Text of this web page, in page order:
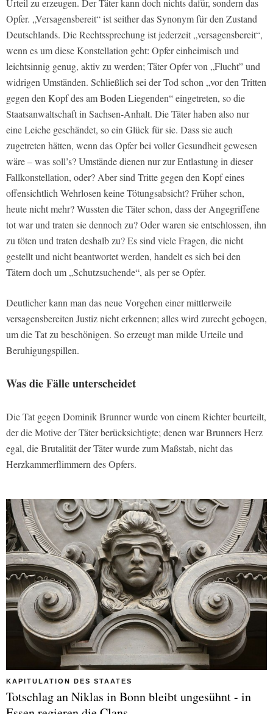
Urteil zu erzeugen. Der Täter kann doch nichts dafür, sondern das
Opfer. „Versagensbereit“ ist seither das Synonym für den Zustand
Deutschlands. Die Rechtssprechung ist jederzeit „versagensbereit“,
wenn es um diese Konstellation geht: Opfer einheimisch und
leichtsinnig genug, aktiv zu werden; Täter Opfer von „Flucht” und
widrigen Umständen. Schließlich sei der Tod schon „vor den Tritten
gegen den Kopf des am Boden Liegenden“ eingetreten, so die
Staatsanwaltschaft in Sachsen-Anhalt. Die Täter haben also nur
eine Leiche geschändet, so ein Glück für sie. Dass sie auch
zugetreten hätten, wenn das Opfer bei voller Gesundheit gewesen
wäre – was soll’s? Umstände dienen nur zur Entlastung in dieser
Fallkonstellation, oder? Aber sind Tritte gegen den Kopf eines
offensichtlich Wehrlosen keine Tötungsabsicht? Früher schon,
heute nicht mehr? Wussten die Täter schon, dass der Angegriffene
tot war und traten sie dennoch zu? Oder waren sie entschlossen, ihn
zu töten und traten deshalb zu? Es sind viele Fragen, die nicht
gestellt und nicht beantwortet werden, handelt es sich bei den
Tätern doch um „Schutzsuchende“, als per se Opfer.
Deutlicher kann man das neue Vorgehen einer mittlerweile
versagensbereiten Justiz nicht erkennen; alles wird zurecht gebogen,
um die Tat zu beschönigen. So erzeugt man milde Urteile und
Beruhigungspillen.
Was die Fälle unterscheidet
Die Tat gegen Dominik Brunner wurde von einem Richter beurteilt,
der die Motive der Täter berücksichtigte; denen war Brunners Herz
egal, die Brutalität der Täter wurde zum Maßstab, nicht das
Herzkammerflimmern des Opfers.
KAPITULATION DES STAATES
Totschlag an Niklas in Bonn bleibt ungesühnt - in